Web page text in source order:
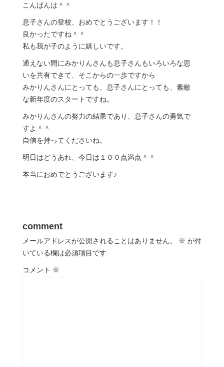
こんばんは＾＾
息子さんの登校、おめでとうございます！！
良かったですね＾＾
私も我が子のように嬉しいです。
通えない間にみかりんさんも息子さんもいろいろな思
いを共有できて、そこからの一歩ですから
みかりんさんにとっても、息子さんにとっても、素敵
な新年度のスタートですね。
みかりんさんの努力の結果であり、息子さんの勇気で
すよ＾＾
自信を持ってくださいね。
明日はどうあれ、今日は１００点満点＾＾
本当におめでとうございます♪
comment
メールアドレスが公開されることはありません。 ※ が付
いている欄は必須項目です
コメント ※